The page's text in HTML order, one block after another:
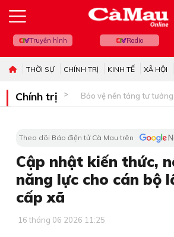
Truyền hình Radio
THỜI SỰ CHÍNH TRỊ KINH TẾ XÃ HỘI
Chính trị Bảo vệ nền tảng tư
Theo dõi Báo điện tử Cà Mau trên
Cập nhật kiến thức,
năng lực cho cán bộ
cấp xã
16 tháng 06 2026 11:25